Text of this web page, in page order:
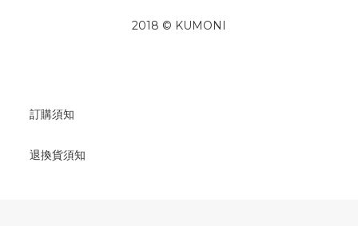
2018 © KUMONI
訂購須知
退換貨須知